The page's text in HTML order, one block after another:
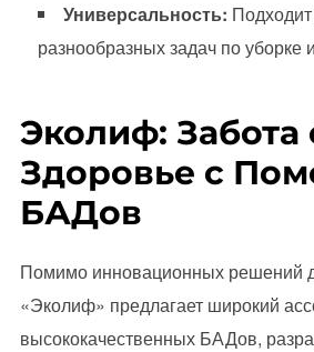
Универсальность:
разнообразных задач по уборке
Эколиф:
Здоровье с
БАДов
Помимо инновационных решений
«Эколиф» предлагает широкий
высококачественных БАДов,